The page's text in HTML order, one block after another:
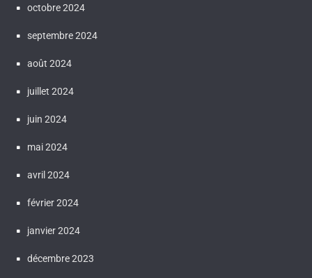
octobre 2024
septembre 2024
août 2024
juillet 2024
juin 2024
mai 2024
avril 2024
février 2024
janvier 2024
décembre 2023